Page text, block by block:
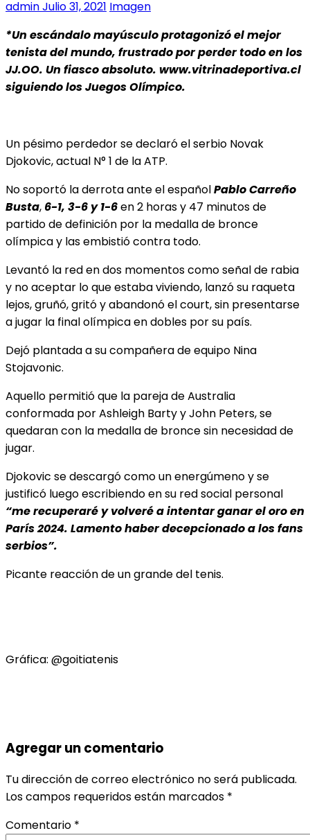
adminJulio 31, 2021 Imagen
*Un escándalo mayúsculo protagonizó el mejor
tenista del mundo, frustrado por perder todo en los
JJ.OO. Un fiasco absoluto. www.vitrinadeportiva.cl
siguiendo los Juegos Olímpico.
Un pésimo perdedor se declaró el serbio Novak
Djokovic, actual N° 1 de la ATP.
No soportó la derrota ante el españolPablo Carreño
Busta, 6-1, 3-6 y 1-6en 2 horas y 47 minutos de
partido de definición por la medalla de bronce
olímpica y las embistió contra todo.
Levantó la red en dos momentos como señal de rabia
y no aceptar lo que estaba viviendo, lanzó su raqueta
lejos, gruñó, gritó y abandonó el court, sin presentarse
a jugar la final olímpica en dobles por su país.
Dejó plantada a su compañera de equipo Nina
Stojavonic.
Aquello permitió que la pareja de Australia
conformada por Ashleigh Barty y John Peters, se
quedaran con la medalla de bronce sin necesidad de
jugar.
Djokovic se descargó como un energúmeno y se
justificó luego escribiendo en su red social personal
“me recuperaré y volveré a intentar ganar el oro en
París 2024. Lamento haber decepcionado a los fans
serbios”.
Picante reacción de un grande del tenis.
Gráfica: @goitiatenis
Agregar un comentario
Tu dirección de correo electrónico no será publicada.
Los campos requeridos están marcados *
Comentario *